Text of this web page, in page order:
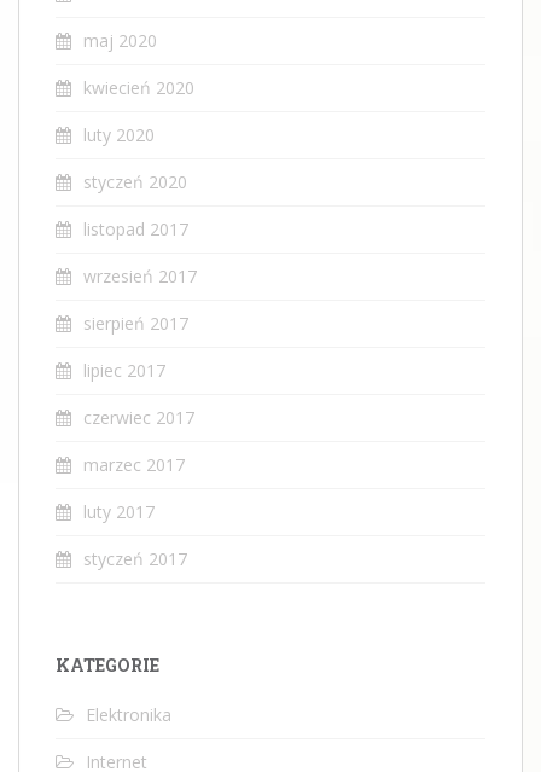
maj 2020
kwiecień 2020
luty 2020
styczeń 2020
listopad 2017
wrzesień 2017
sierpień 2017
lipiec 2017
czerwiec 2017
marzec 2017
luty 2017
styczeń 2017
KATEGORIE
Elektronika
Internet